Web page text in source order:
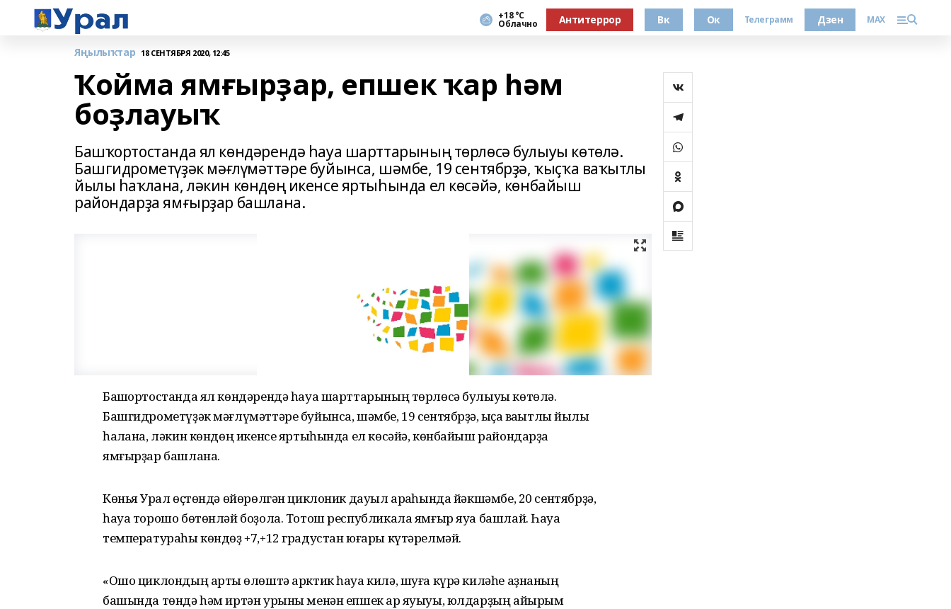
+18 °С
Облачно Антитеррор Вк Ок Телеграмм Дзен MAX
Яңылыҡтар 18 СЕНТЯБРЯ 2020, 12:45
Ҡойма ямғырҙар, епшек ҡар һәм
боҙлауыҡ
Башҡортостанда ял көндәрендә һауа шарттарының төрлөсә булыуы көтөлә.
Башгидрометүҙәк мәғлүмәттәре буйынса, шәмбе, 19 сентябрҙә, ҡыҫҡа ваҡытлы
йылы һаҡлана, ләкин көндөң икенсе яртыһында ел көсәйә, көнбайыш
райондарҙа ямғырҙар башлана.
Башҡортостанда ял көндәрендә һауа шарттарының төрлөсә булыуы көтөлә.
Башгидрометүҙәк мәғлүмәттәре буйынса, шәмбе, 19 сентябрҙә, ҡыҫҡа ваҡытлы йылы
һаҡлана, ләкин көндөң икенсе яртыһында ел көсәйә, көнбайыш райондарҙа
ямғырҙар башлана.
Көньяҡ Урал өҫтөндә өйөрөлгән циклоник дауыл арҡаһында йәкшәмбе, 20 сентябрҙә,
һауа торошо бөтөнләй боҙола. Тотош республикала ямғыр яуа башлай. Һауа
температураһы көндөҙ +7,+12 градустан юғары күтәрелмәй.
«Ошо циклондың артҡы өлөштә арктик һауа килә, шуға күрә киләһе аҙнаның
башында төндә һәм иртән урыны менән епшек ҡар яуыуы, юлдарҙың айырым